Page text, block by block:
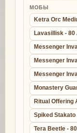
МОБЫ
Ketra Orc
Lavasillisk - 80
Messenger
Messenger
Messenger
Monastery
Ritual Offering
Spiked Stakato
Tera Beetle -